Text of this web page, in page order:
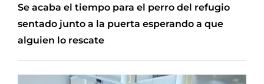
Se acaba el tiempo para el perro del refugio
sentado junto a la puerta esperando a que
alguien lo rescate